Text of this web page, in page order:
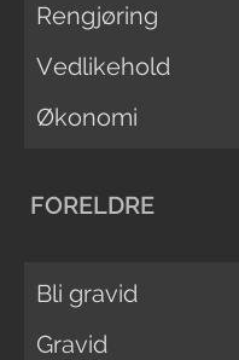
Rengjøring
Vedlikehold
Økonomi
FORELDRE
Bli gravid
Gravid